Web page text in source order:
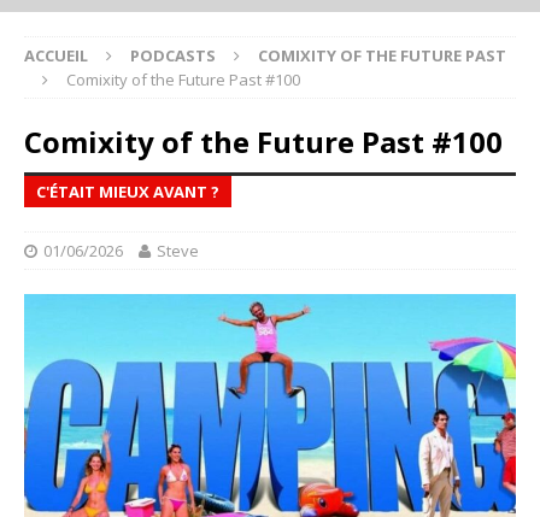
ACCUEIL PODCASTS
COMIXITY OF THE FUTURE PAST
Comixity of the Future Past #100
Comixity of the Future Past #100
C'ÉTAIT MIEUX AVANT ?
01/06/2026 Steve